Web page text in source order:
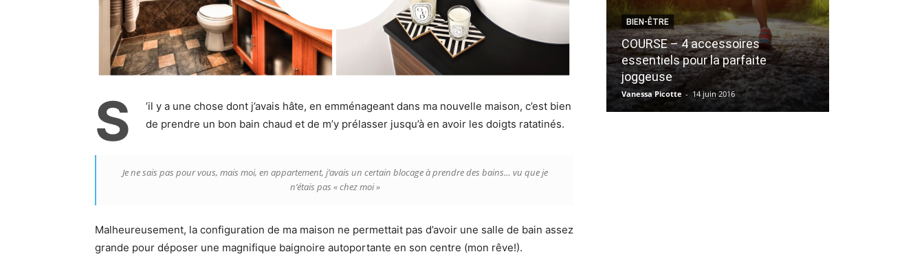
S
’il y a une chose dont j’avais hâte, en emménageant dans ma nouvelle maison, c’est bien
de prendre un bon bain chaud et de m’y prélasser jusqu’à en avoir les doigts ratatinés.
Je ne sais pas pour vous, mais moi, en appartement, j’avais un certain blocage à prendre des bains… vu que je
n’étais pas « chez moi »
Malheureusement, la configuration de ma maison ne permettait pas d’avoir une salle de bain assez
grande pour déposer une magnifique baignoire autoportante en son centre (mon rêve!).
BIEN-ÊTRE
COURSE – 4 accessoires
essentiels pour la parfaite
joggeuse
Vanessa Picotte - 14 juin 2016